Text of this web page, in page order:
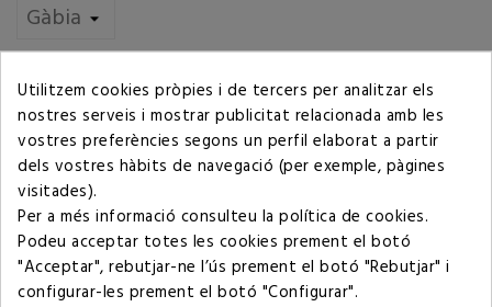
AFEGIR AL CARRET
Compartir
Política de privacitat
Utilitzem cookies pròpies i de tercers per analitzar els
nostres serveis i mostrar publicitat relacionada amb les
vostres preferències segons un perfil elaborat a partir
dels vostres hàbits de navegació (per exemple, pàgines
visitades).
Per a més informació consulteu la política de cookies.
Podeu acceptar totes les cookies prement el botó
"Acceptar", rebutjar-ne l’ús prement el botó "Rebutjar" i
configurar-les prement el botó "Configurar".